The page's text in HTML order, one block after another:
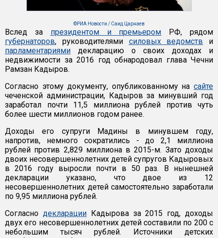
©РИА Новости / Саид Царнаев
Вслед за президентом и премьером РФ, рядом
губернаторов, руководителями силовых ведомств и
парламентариями декларацию о своих доходах и
недвижимости за 2016 год обнародовал глава Чечни
Рамзан Кадыров.
Согласно этому документу, опубликованному на сайте
чеченской администрации, Кадыров за минувший год
заработал почти 11,5 миллиона рублей против чуть
более шести миллионов годом ранее.
Доходы его супруги Мадины в минувшем году,
напротив, немного сократились - до 2,1 миллиона
рублей против 2,829 миллиона в 2015-м. Зато доходы
двоих несовершеннолетних детей супругов Кадыровых
в 2016 году выросли почти в 50 раз. В нынешней
декларации указано, что двое из 12
несовершеннолетних детей самостоятельно заработали
по 9,95 миллиона рублей.
Согласно декларацииКадырова за 2015 год, доходы
двух его несовершеннолетних детей составили по 200 с
небольшим тысяч рублей. Источники детских